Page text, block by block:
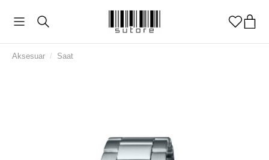
Aksesuar / Saat